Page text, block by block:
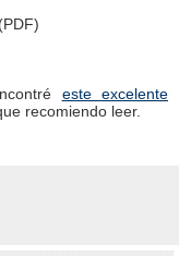
(PDF)
este excelente
recomiendo leer.